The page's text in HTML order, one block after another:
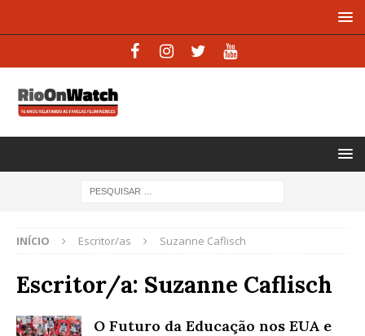
INÍCIO Escritor/as Suzanne Caflisch
Escritor/a: Suzanne Caflisch
O Futuro da Educação nos EUA e